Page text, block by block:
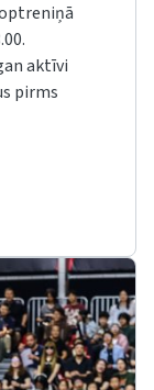
aktīvi
pirms